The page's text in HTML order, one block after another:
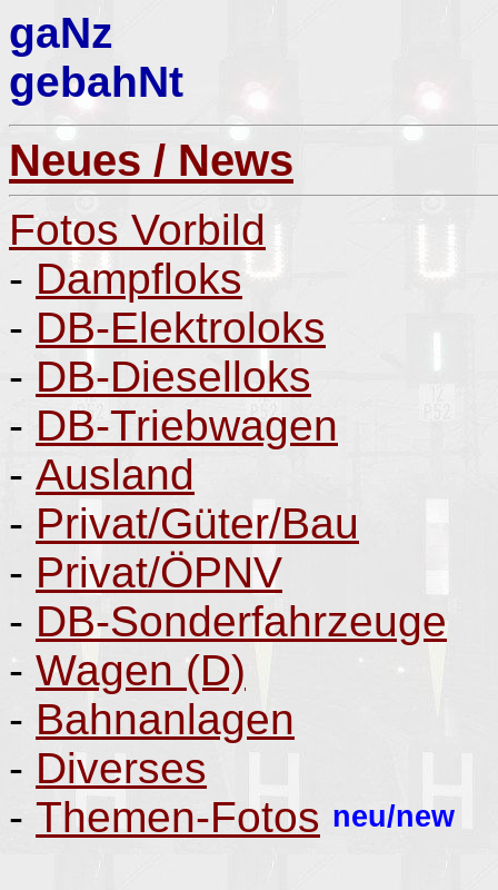
gaNz
gebahNt
Neues / News
Fotos Vorbild
- Dampfloks
- DB-Elektroloks
- DB-Dieselloks
- DB-Triebwagen
- Ausland
- Privat/Güter/Bau
- Privat/ÖPNV
- DB-Sonderfahrzeuge
- Wagen (D)
- Bahnanlagen
- Diverses
- Themen-Fotos neu/new